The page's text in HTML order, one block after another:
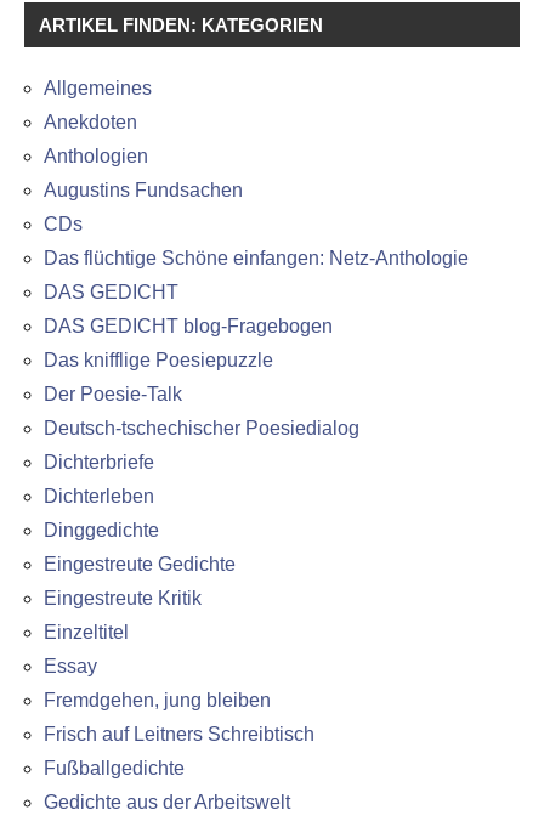
ARTIKEL FINDEN: KATEGORIEN
Allgemeines
Anekdoten
Anthologien
Augustins Fundsachen
CDs
Das flüchtige Schöne einfangen: Netz-Anthologie
DAS GEDICHT
DAS GEDICHT blog-Fragebogen
Das knifflige Poesiepuzzle
Der Poesie-Talk
Deutsch-tschechischer Poesiedialog
Dichterbriefe
Dichterleben
Dinggedichte
Eingestreute Gedichte
Eingestreute Kritik
Einzeltitel
Essay
Fremdgehen, jung bleiben
Frisch auf Leitners Schreibtisch
Fußballgedichte
Gedichte aus der Arbeitswelt